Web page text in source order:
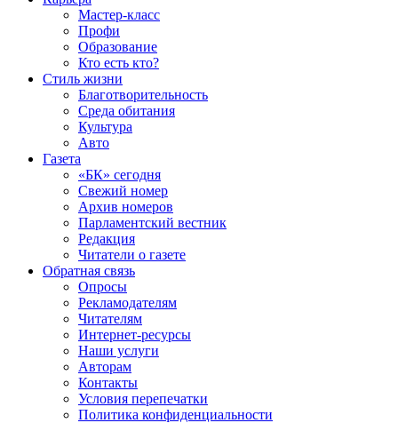
Мастер-класс
Профи
Образование
Кто есть кто?
Стиль жизни
Благотворительность
Среда обитания
Культура
Авто
Газета
«БК» сегодня
Свежий номер
Архив номеров
Парламентский вестник
Редакция
Читатели о газете
Обратная связь
Опросы
Рекламодателям
Читателям
Интернет-ресурсы
Наши услуги
Авторам
Контакты
Условия перепечатки
Политика конфиденциальности